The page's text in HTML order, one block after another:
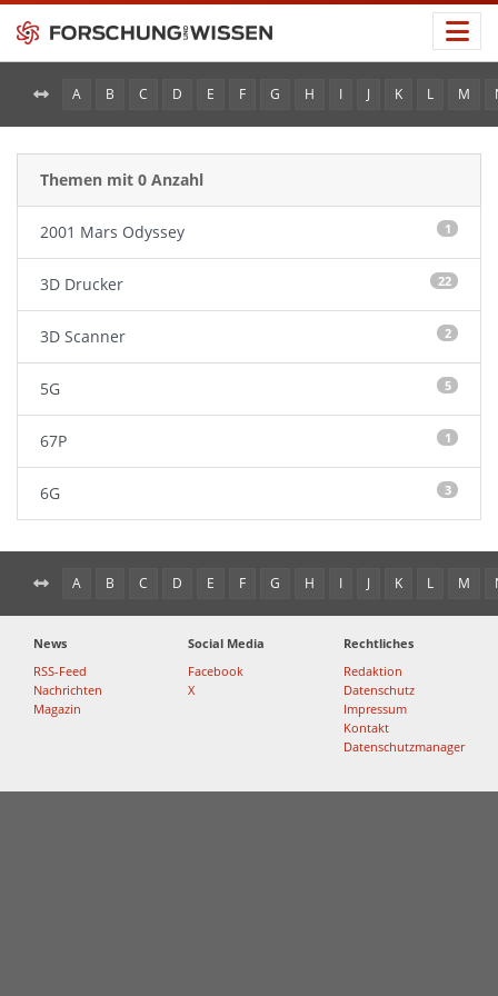
A B C D E F G H I J K L M
Themen mit 0 Anzahl
2001 Mars Odyssey 1
3D Drucker 22
3D Scanner 2
5G 5
67P 1
6G 3
A B C D E F G H I J K L M
News
RSS-Feed
Nachrichten
Magazin
Social Media
Facebook
X
Rechtliches
Redaktion
Datenschutz
Impressum
Kontakt
Datenschutzmanager